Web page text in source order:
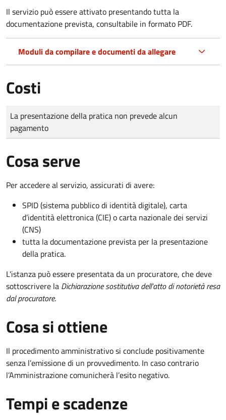
Il servizio può essere attivato presentando tutta la
documentazione prevista, consultabile in formato PDF.
Moduli da compilare e documenti da allegare
Costi
Tipo di pagamento
Importo
La presentazione della pratica non prevede alcun
pagamento
Cosa serve
Per accedere al servizio, assicurati di avere:
SPID (sistema pubblico di identità digitale), carta
d’identità elettronica (CIE) o carta nazionale dei servizi
(CNS)
tutta la documentazione prevista per la presentazione
della pratica.
L'istanza può essere presentata da un procuratore, che deve
sottoscrivere la Dichiarazione sostitutiva dell'atto di notorietà resa
dal procuratore.
Cosa si ottiene
Il procedimento amministrativo si conclude positivamente
senza l’emissione di un provvedimento. In caso contrario
l’Amministrazione comunicherà l’esito negativo.
Tempi e scadenze